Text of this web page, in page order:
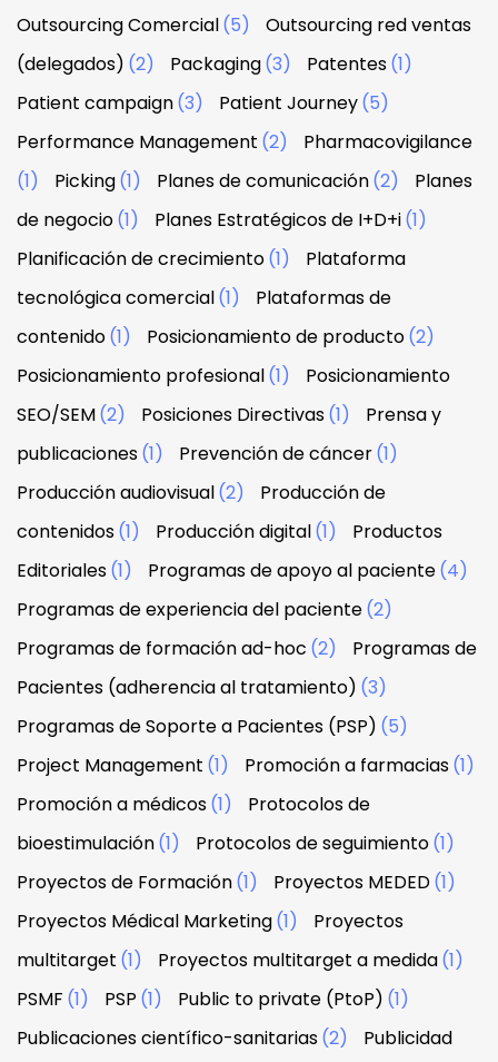
Outsourcing Comercial(5)
Outsourcing red ventas
(delegados) (2) Packaging(3) Patentes(1)
Patient campaign(3) Patient Journey(5)
Performance Management (2)
Pharmacovigilance
(1)
Picking(1) Planes de comunicación(2)
Planes
de negocio(1) Planes Estratégicos de I+D+i(1)
Planificación de crecimiento(1)
Plataforma
tecnológica comercial(1)
Plataformas de
contenido(1) Posicionamiento de producto(2)
Posicionamiento profesional(1)
Posicionamiento
SEO/SEM(2) Posiciones Directivas(1)
Prensa y
publicaciones(1) Prevención de cáncer(1)
Producción audiovisual(2)
Producción de
contenidos(1) Producción digital(1)
Productos
Editoriales(1) Programas de apoyo al paciente(4)
Programas de experiencia del paciente(2)
Programas de formación ad-hoc (2)
Programas de
Pacientes (adherencia al tratamiento) (3)
Programas de Soporte a Pacientes (PSP) (5)
Project Management (1) Promoción a farmacias(1)
Promoción a médicos(1)
Protocolos de
bioestimulación(1) Protocolos de seguimiento(1)
Proyectos de Formación(1) Proyectos MEDED(1)
Proyectos Médical Marketing(1)
Proyectos
multitarget (1) Proyectos multitarget a medida(1)
PSMF (1) PSP (1) Public to private (PtoP) (1)
Publicaciones científico-sanitarias(2) Publicidad